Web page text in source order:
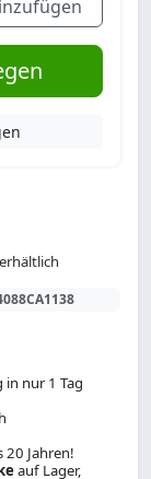
in nur 1 Tag
20 Jahren!
auf Lager,